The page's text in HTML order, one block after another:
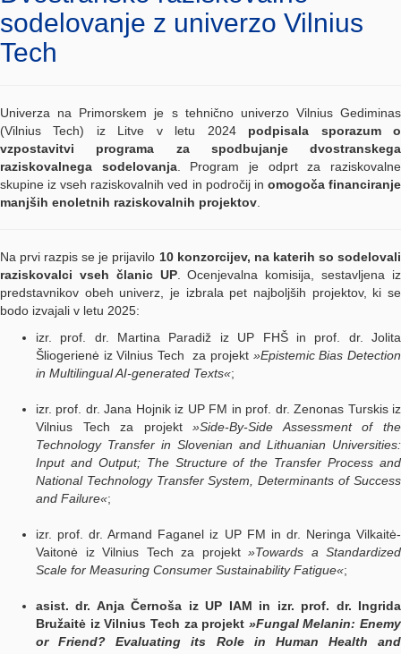
sodelovanje z univerzo Vilnius
Tech
Univerza na Primorskem je s tehnično univerzo Vilnius Gediminas
(Vilnius Tech) iz Litve v letu 2024 podpisala sporazum o
vzpostavitvi programa za spodbujanje dvostranskega
raziskovalnega sodelovanja. Program je odprt za raziskovalne
skupine iz vseh raziskovalnih ved in področij in omogoča financiranje
manjših enoletnih raziskovalnih projektov
Na prvi razpis se je prijavilo 10 konzorcijev, na katerih so sodelovali
raziskovalci vseh članic UP. Ocenjevalna komisija, sestavljena iz
predstavnikov obeh univerz, je izbrala pet najboljših projektov, ki se
bodo izvajali v letu 2025:
izr. prof. dr. Martina Paradiž iz UP FHŠ in prof. dr. Jolita
Šliogerienė iz Vilnius Tech za projekt »Epistemic Bias Detection
in Multilingual AI-generated Texts«;
izr. prof. dr. Jana Hojnik iz UP FM in prof. dr. Zenonas Turskis iz
Vilnius Tech za projekt»Side-By-Side Assessment of the
Technology Transfer in Slovenian and Lithuanian Universities:
Input and Output; The Structure of the Transfer Process and
National Technology Transfer System, Determinants of Success
and Failure«;
izr. prof. dr. Armand Faganel iz UP FM in dr. Neringa Vilkaitė-
Vaitonė iz Vilnius Tech za projekt »Towards a Standardized
Scale for Measuring Consumer Sustainability Fatigue«;
asist. dr. Anja Černoša iz UP IAM in izr. prof. dr. Ingrida
Bružaitė iz Vilnius Tech za projekt »Fungal Melanin: Enemy
or Friend? Evaluating its Role in Human Health and